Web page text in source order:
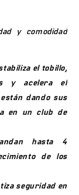
en academias
Principio
el CR7
la postura
tiempo de
Invertir en el
hábitos que
ALTO
ALTA VELOCIDAD
y comodidad
el tobillo,
y acelera el
dando sus
en un club de
hasta 4
de los
seguridad en